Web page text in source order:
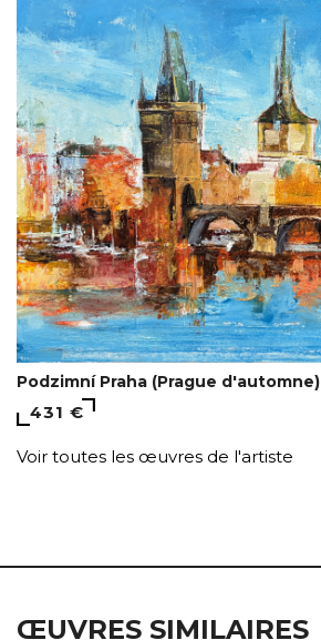
Podzimní Praha (Prague d'automne)
431 €
Voir toutes les œuvres de l'artiste
ŒUVRES SIMILAIRES